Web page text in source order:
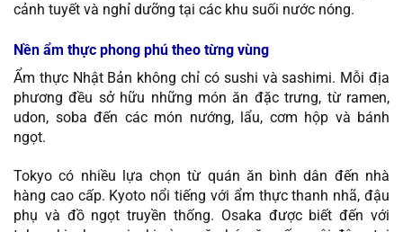
cảnh tuyết và nghỉ dưỡng tại các khu suối nước nóng.
Nền ẩm thực phong phú theo từng vùng
Ẩm thực Nhật Bản không chỉ có sushi và sashimi. Mỗi địa
phương đều sở hữu những món ăn đặc trưng, từ ramen,
udon, soba đến các món nướng, lẩu, cơm hộp và bánh
ngọt.
Tokyo có nhiều lựa chọn từ quán ăn bình dân đến nhà
hàng cao cấp. Kyoto nổi tiếng với ẩm thực thanh nhã, đậu
phụ và đồ ngọt truyền thống. Osaka được biết đến với